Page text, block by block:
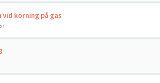
vid körning på gas